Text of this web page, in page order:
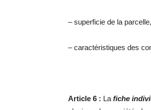
– superficie de la parcelle,
– caractéristiques des
Article 6 : La fiche